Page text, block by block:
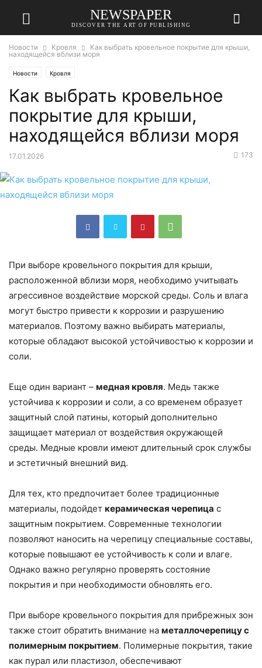
NEWSPAPER
DISCOVER THE ART OF PUBLISHING
Новости Кровля
Как выбрать кровельное покрытие для крыши,
находящейся вблизи моря
Новости Кровля
Как выбрать кровельное
покрытие для крыши,
находящейся вблизи моря
17.01.2026 173
При выборе кровельного покрытия для крыши,
расположенной вблизи моря, необходимо учитывать
агрессивное воздействие морской среды. Соль и влага
могут быстро привести к коррозии и разрушению
материалов. Поэтому важно выбирать материалы,
которые обладают высокой устойчивостью к коррозии и
соли.
Еще один вариант – медная кровля. Медь также
устойчива к коррозии и соли, а со временем образует
защитный слой патины, который дополнительно
защищает материал от воздействия окружающей
среды. Медные кровли имеют длительный срок службы
и эстетичный внешний вид.
Для тех, кто предпочитает более традиционные
материалы, подойдет керамическая черепица с
защитным покрытием. Современные технологии
позволяют наносить на черепицу специальные составы,
которые повышают ее устойчивость к соли и влаге.
Однако важно регулярно проверять состояние
покрытия и при необходимости обновлять его.
При выборе кровельного покрытия для прибрежных зон
также стоит обратить внимание на металлочерепицу с
полимерным покрытием. Полимерные покрытия, такие
как пурал или пластизол, обеспечивают